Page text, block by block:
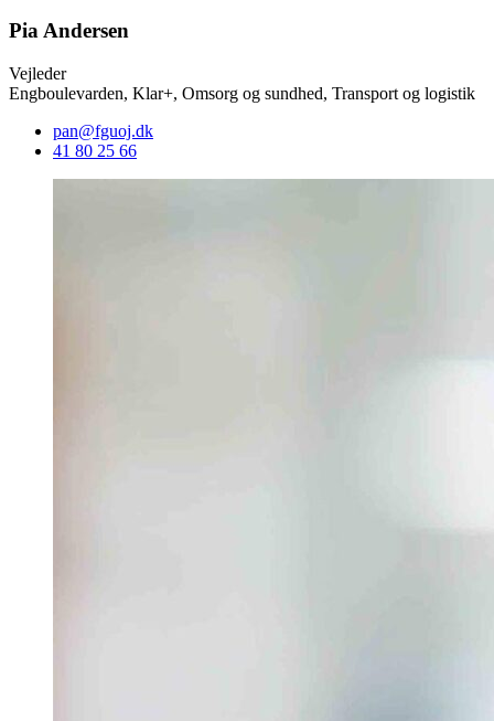
Pia Andersen
Vejleder
Engboulevarden, Klar+, Omsorg og sundhed, Transport og logistik
pan@fguoj.dk
41 80 25 66